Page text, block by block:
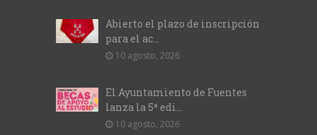
Abierto el plazo de inscripción
para el ac...
10 agosto, 2026
El Ayuntamiento de Fuentes
lanza la 5ª edi...
10 agosto, 2026